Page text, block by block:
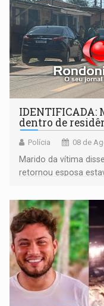
dentro de
Polícia 08 de
Marido da vítima
retornou esposa